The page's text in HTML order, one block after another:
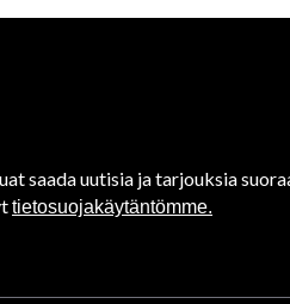
saada uutisia ja tarjouksia
tietosuojakäytäntömme.